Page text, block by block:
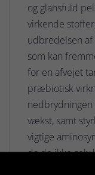
og glansfuld
virkende
udbredelsen
som kan
for en afvejet
præbiotisk
vækst, samt
vigtige
da de ikke
Den